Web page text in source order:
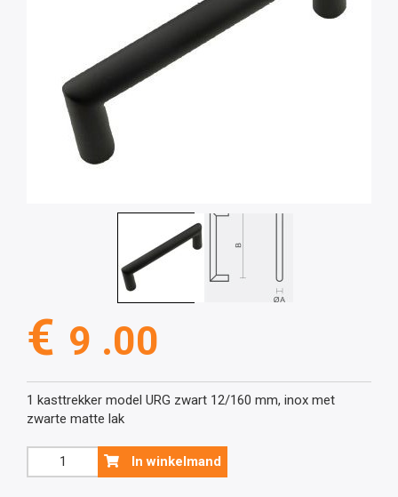
€ 9 .00
1 kasttrekker model URG zwart 12/160 mm, inox met
zwarte matte lak
Zwarte
kasttrekker
In winkelmand